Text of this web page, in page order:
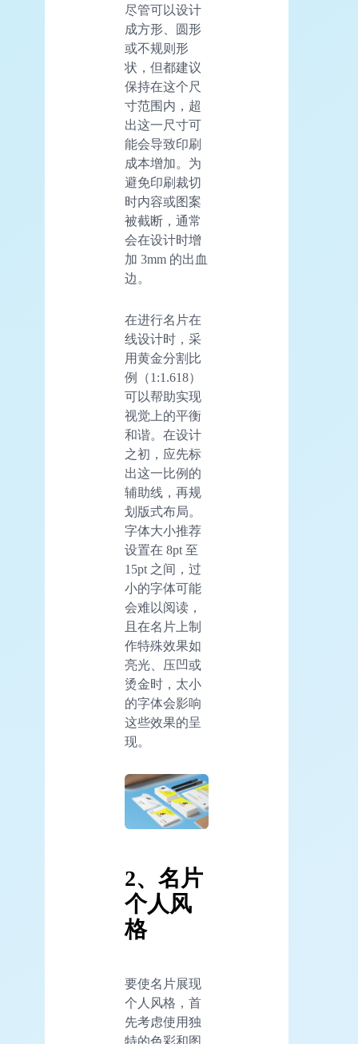
尽管可以设计
成方形、圆形
或不规则形
状，但都建议
保持在这个尺
寸范围内，超
出这一尺寸可
能会导致印刷
成本增加。为
避免印刷裁切
时内容或图案
被截断，通常
会在设计时增
加 3mm 的出血
边。
在进行名片在
线设计时，采
用黄金分割比
例（1:1.618）
可以帮助实现
视觉上的平衡
和谐。在设计
之初，应先标
出这一比例的
辅助线，再规
划版式布局。
字体大小推荐
设置在 8pt 至
15pt 之间，过
小的字体可能
会难以阅读，
且在名片上制
作特殊效果如
亮光、压凹或
烫金时，太小
的字体会影响
这些效果的呈
现。
2、名片
个人风
格
要使名片展现
个人风格，首
先考虑使用独